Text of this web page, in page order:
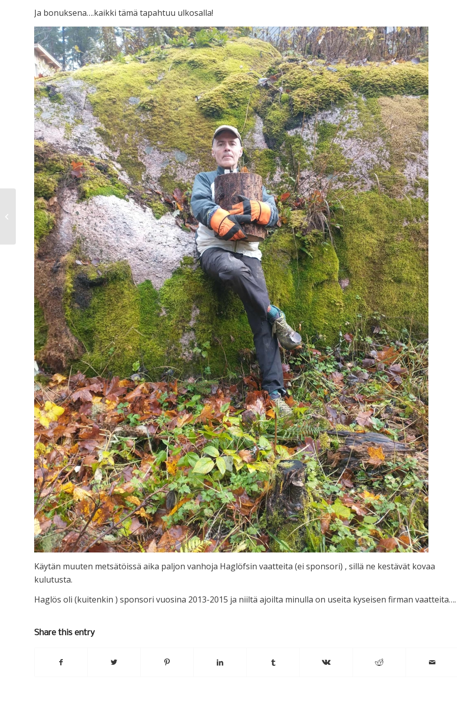
Ja bonuksena….kaikki tämä tapahtuu ulkosalla!
Käytän muuten metsätöissä aika paljon vanhoja Haglöfsin vaatteita (ei sponsori) , sillä ne kestävät kovaa
kulutusta.
Haglös oli (kuitenkin ) sponsori vuosina 2013-2015 ja niiltä ajoilta minulla on useita kyseisen firman vaatteita….
Share this entry
Talviturkki….